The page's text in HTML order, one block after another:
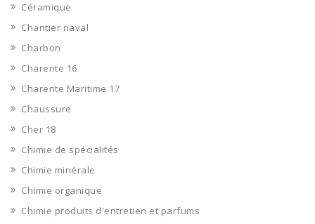
Céramique
Chantier naval
Charbon
Charente 16
Charente Maritime 17
Chaussure
Cher 18
Chimie de spécialités
Chimie minérale
Chimie organique
Chimie produits d'entretien et parfums